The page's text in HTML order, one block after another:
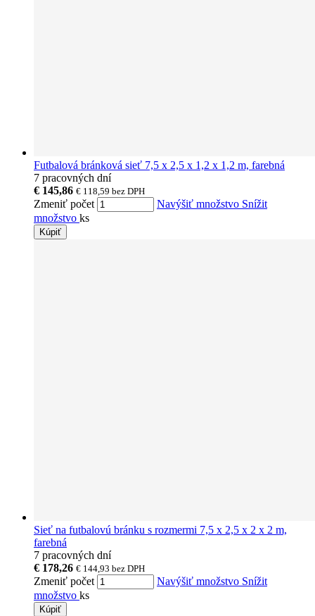
Futbalová bránková sieť 7,5 x 2,5 x 1,2 x 1,2 m, farebná
7 pracovných dní
€ 145,86 € 118,59 bez DPH
Zmeniť počet Navýšiť množstvo Snížit
množstvo ks
Kúpiť
Sieť na futbalovú bránku s rozmermi 7,5 x 2,5 x 2 x 2 m,
farebná
7 pracovných dní
€ 178,26 € 144,93 bez DPH
Zmeniť počet Navýšiť množstvo Snížit
množstvo ks
Kúpiť